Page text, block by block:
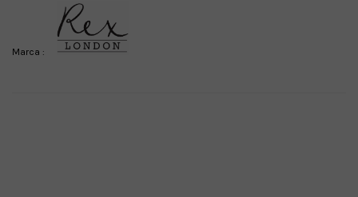
Marca :